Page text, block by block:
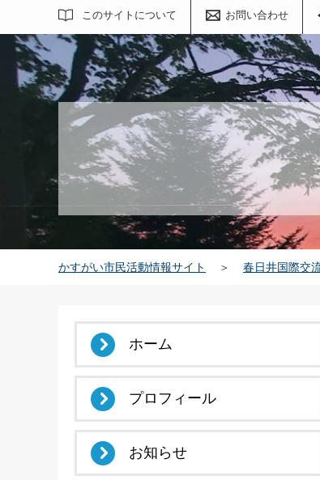
このサイトについて お問い合わせ
サイト内検索
かすがい市民活動情報サイト ＞ 春日井国際交
ホーム
プロフィール
お知らせ